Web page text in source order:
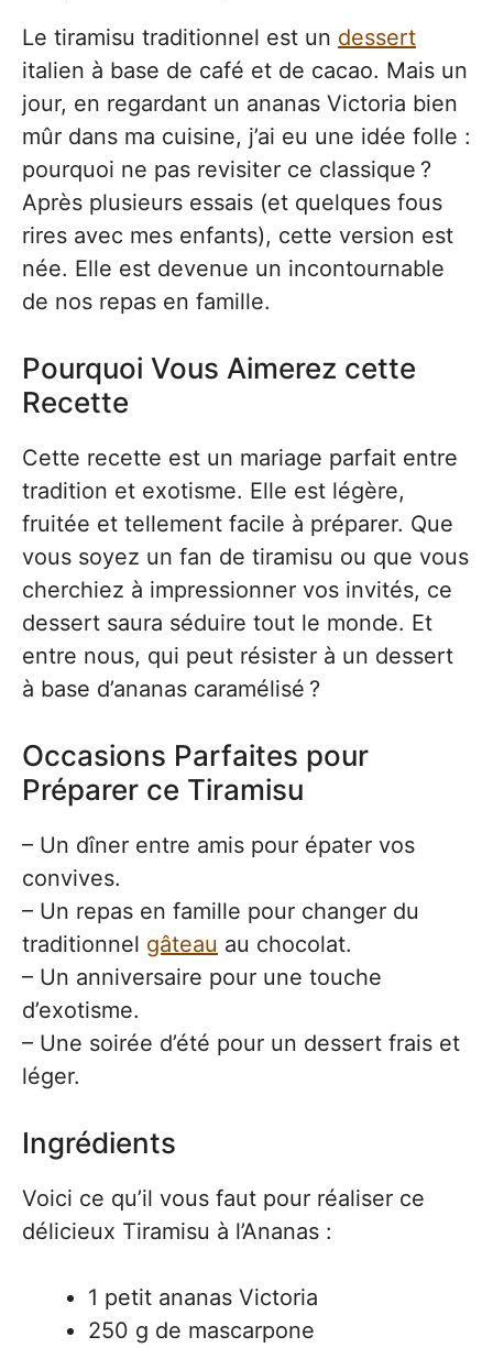
Le tiramisu traditionnel est un dessert
italien à base de café et de cacao. Mais un
jour, en regardant un ananas Victoria bien
mûr dans ma cuisine, j’ai eu une idée folle :
pourquoi ne pas revisiter ce classique ?
Après plusieurs essais (et quelques fous
rires avec mes enfants), cette version est
née. Elle est devenue un incontournable
de nos repas en famille.
Pourquoi Vous Aimerez cette
Recette
Cette recette est un mariage parfait entre
tradition et exotisme. Elle est légère,
fruitée et tellement facile à préparer. Que
vous soyez un fan de tiramisu ou que vous
cherchiez à impressionner vos invités, ce
dessert saura séduire tout le monde. Et
entre nous, qui peut résister à un dessert
à base d’ananas caramélisé ?
Occasions Parfaites pour
Préparer ce Tiramisu
– Un dîner entre amis pour épater vos
convives.
– Un repas en famille pour changer du
traditionnel gâteau au chocolat.
– Un anniversaire pour une touche
d’exotisme.
– Une soirée d’été pour un dessert frais et
léger.
Ingrédients
Voici ce qu’il vous faut pour réaliser ce
délicieux Tiramisu à l’Ananas :
1 petit ananas Victoria
250 g de mascarpone